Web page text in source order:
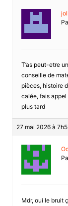
T’as peut-etre
conseille de
pièces, histoire
calée, fais
plus tard
27 mai 2026 à
Mdr, oui le bruit